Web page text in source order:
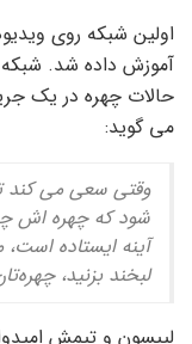
اولین شبکه روی
آموزش داده شد. شبکه
حالات چهره در یک
می گوید:
وقتی سعی می کند
شود که چهره اش
آینه ایستاده
لبخند بزنید،
لیپسون و تیمش